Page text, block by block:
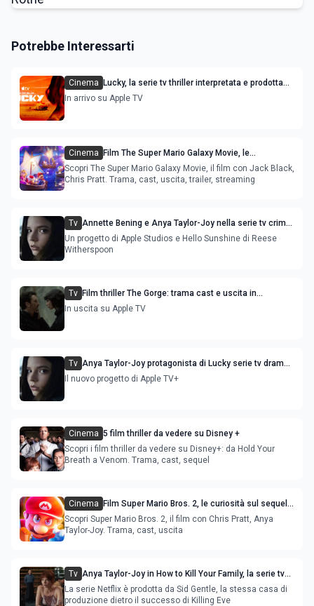
Potrebbe Interessarti
Cinema
Lucky, la serie tv thriller interpretata e prodotta
da Anya Taylor-Joy: trailer e trama
In arrivo su Apple TV
Cinema
Film The Super Mario Galaxy Movie, le
anticipazioni sul sequel
Scopri The Super Mario Galaxy Movie, il film con Jack Black,
Chris Pratt. Trama, cast, uscita, trailer, streaming
Tv Annette Bening e Anya Taylor-Joy nella serie tv crime
Lucky dal bestseller di Marissa Stapley
Un progetto di Apple Studios e Hello Sunshine di Reese
Witherspoon
Tv Film thriller The Gorge: trama cast e uscita in
streaming
In uscita su Apple TV
Tv Anya Taylor-Joy protagonista di Lucky serie tv drama
tratta dal bestseller
Il nuovo progetto di Apple TV+
Cinema 5 film thriller da vedere su Disney +
Scopri i film thriller da vedere su Disney+: da Hold Your
Breath a Venom. Trama, cast, sequel
Cinema
Film Super Mario Bros. 2, le curiosità sul sequel
tratto dal celebre videogioco
Scopri Super Mario Bros. 2, il film con Chris Pratt, Anya
Taylor-Joy. Trama, cast, uscita
Tv Anya Taylor-Joy in How to Kill Your Family, la serie tv
tratta dal bestseller di Bella Mackie
La serie Netflix è prodotta da Sid Gentle, la stessa casa di
produzione dietro il successo di Killing Eve